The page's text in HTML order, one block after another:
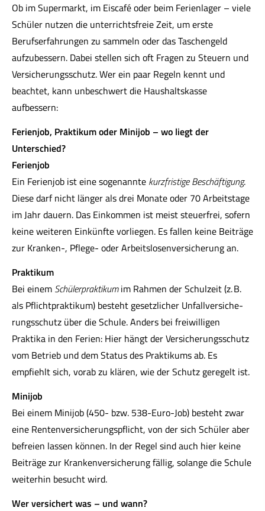
Ob im Supermarkt, im Eiscafé oder beim Ferienlager – viele
Schüler nutzen die unterrichtsfreie Zeit, um erste
Berufserfahrungen zu sammeln oder das Taschengeld
aufzubessern. Dabei stellen sich oft Fragen zu Steuern und
Versicherungsschutz. Wer ein paar Regeln kennt und
beachtet, kann unbeschwert die Haushaltskasse
aufbessern:
Ferienjob, Praktikum oder Minijob – wo liegt der
Unterschied?
Ferienjob
Ein Ferienjob ist eine sogenannte kurzfristige Beschäftigung.
Diese darf nicht länger als drei Monate oder 70 Arbeitstage
im Jahr dauern. Das Einkommen ist meist steuerfrei, sofern
keine weiteren Einkünfte vorliegen. Es fallen keine Beiträge
zur Kranken-, Pflege- oder Arbeitslosenversicherung an.
Praktikum
Bei einem Schülerpraktikumim Rahmen der Schulzeit (z. B.
als Pflichtpraktikum) besteht gesetzlicher Unfall­ver­si­che­
rungsschutz über die Schule. Anders bei freiwilligen
Praktika in den Ferien: Hier hängt der Versicherungsschutz
vom Betrieb und dem Status des Praktikums ab. Es
empfiehlt sich, vorab zu klären, wie der Schutz geregelt ist.
Minijob
Bei einem Minijob (450- bzw. 538-Euro-Job) besteht zwar
eine Rentenversicherungspflicht, von der sich Schüler aber
befreien lassen können. In der Regel sind auch hier keine
Beiträge zur Kranken­ver­si­che­rung fällig, solange die Schule
weiterhin besucht wird.
Wer versichert was – und wann?